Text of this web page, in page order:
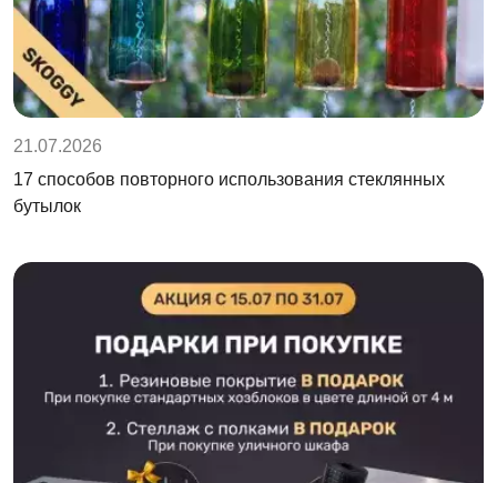
21.07.2026
17 способов повторного использования стеклянных
бутылок